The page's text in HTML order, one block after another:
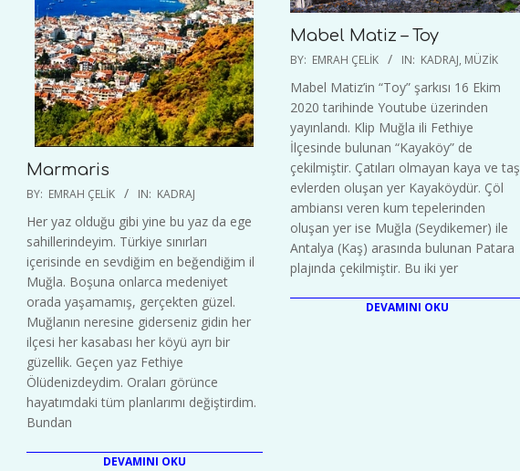
Marmaris
2021-
11
BY: EMRAH ÇELIK IN: KADRAJ
Her yaz olduğu gibi yine bu yaz da ege
sahillerindeyim. Türkiye sınırları
içerisinde en sevdiğim en beğendiğim il
Muğla. Boşuna onlarca medeniyet
orada yaşamamış, gerçekten güzel.
Muğlanın neresine giderseniz gidin her
ilçesi her kasabası her köyü ayrı bir
güzellik. Geçen yaz Fethiye
Ölüdenizdeydim. Oraları görünce
hayatımdaki tüm planlarımı değiştirdim.
Bundan
DEVAMINI OKU
Mabel Matiz – Toy
2020-
20
BY: EMRAH ÇELIK IN: KADRAJ, MÜZIK
Mabel Matiz’in “Toy” şarkısı 16 Ekim
2020 tarihinde Youtube üzerinden
yayınlandı. Klip Muğla ili Fethiye
İlçesinde bulunan “Kayaköy” de
çekilmiştir. Çatıları olmayan kaya ve taş
evlerden oluşan yer Kayaköydür. Çöl
ambiansı veren kum tepelerinden
oluşan yer ise Muğla (Seydikemer) ile
Antalya (Kaş) arasında bulunan Patara
plajında çekilmiştir. Bu iki yer
DEVAMINI OKU